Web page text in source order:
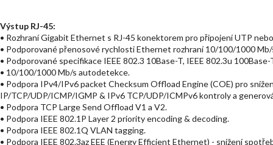
Výstup RJ-45:
• Rozhraní Gigabit Ethernet s RJ-45 konektorem pro připojení UTP
• Podporované přenosové rychlosti Ethernet rozhraní 10/100/1000 Mb/
• Podporované specifikace IEEE 802.3 10Base-T, IEEE 802.3u
• 10/100/1000 Mb/s autodetekce.
• Podpora IPv4/IPv6 packet Checksum Offload Engine (COE) pro
IP/TCP/UDP/ICMP/IGMP & IPv6 TCP/UDP/ICMPv6 kontroly a
• Podpora TCP Large Send Offload V1 a V2.
• Podpora IEEE 802.1P Layer 2 priority encoding & decoding.
• Podpora IEEE 802.1Q VLAN tagging.
• Podpora IEEE 802.3az EEE (Energy Efficient Ethernet) - snížení